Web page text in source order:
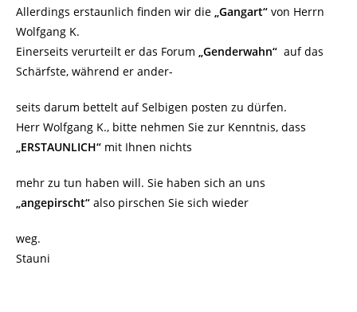
Allerdings erstaunlich finden wir die „Gangart“ von Herrn
Wolfgang K.
Einerseits verurteilt er das Forum „Genderwahn“ auf das
Schärfste, während er ander-
seits darum bettelt auf Selbigen posten zu dürfen.
Herr Wolfgang K., bitte nehmen Sie zur Kenntnis, dass
„ERSTAUNLICH“ mit Ihnen nichts
mehr zu tun haben will. Sie haben sich an uns
„angepirscht“ also pirschen Sie sich wieder
weg.
Stauni